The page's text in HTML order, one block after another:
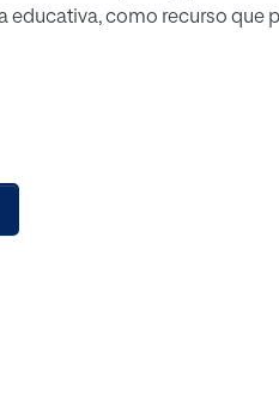
educativa, como recurso que
y el desarrollo de la
una unidad didáctica
una secuencia de
y consolidación de